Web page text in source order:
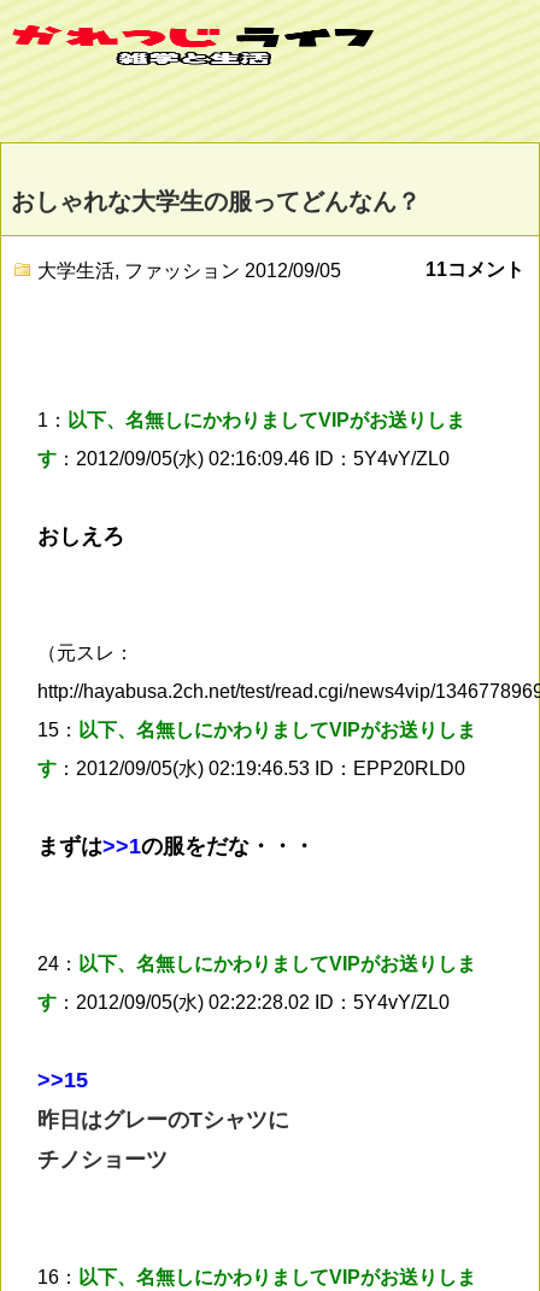
おしゃれな大学生の服ってどんなん？
大学生活, ファッション 2012/09/05 11コメント
1： 以下、名無しにかわりましてVIPがお送りしま
す ：2012/09/05(水) 02:16:09.46 ID：5Y4vY/ZL0
おしえろ
（元スレ：
http://hayabusa.2ch.net/test/read.cgi/news4vip/
15： 以下、名無しにかわりましてVIPがお送りしま
す ：2012/09/05(水) 02:19:46.53 ID：EPP20RLD0
まずは>>1の服をだな・・・
24： 以下、名無しにかわりましてVIPがお送りしま
す ：2012/09/05(水) 02:22:28.02 ID：5Y4vY/ZL0
>>15
昨日はグレーのTシャツに
チノショーツ
16： 以下、名無しにかわりましてVIPがお送りしま